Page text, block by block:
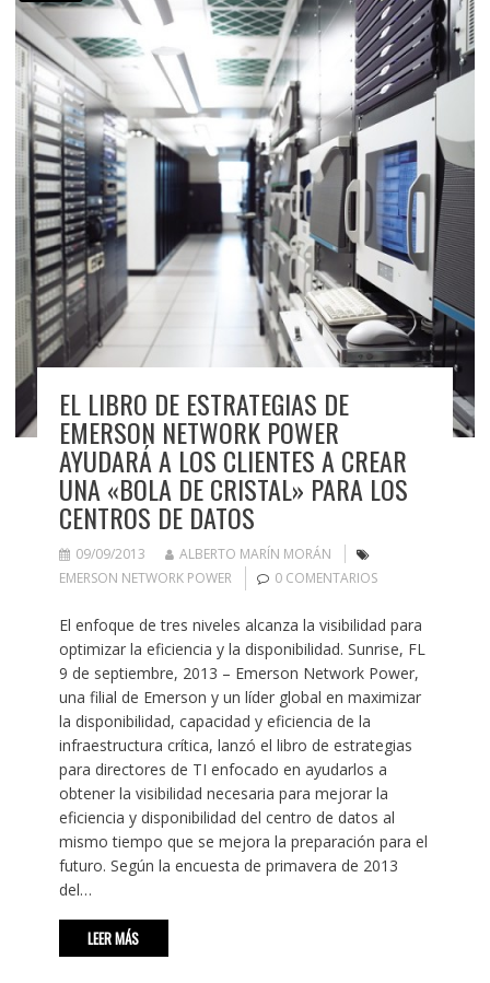
EL LIBRO DE ESTRATEGIAS DE
EMERSON NETWORK POWER
AYUDARÁ A LOS CLIENTES A CREAR
UNA «BOLA DE CRISTAL» PARA LOS
CENTROS DE DATOS
09/09/2013
ALBERTO MARÍN MORÁN
EMERSON NETWORK POWER
0 COMENTARIOS
El enfoque de tres niveles alcanza la visibilidad para
optimizar la eficiencia y la disponibilidad. Sunrise, FL
9 de septiembre, 2013 – Emerson Network Power,
una filial de Emerson y un líder global en maximizar
la disponibilidad, capacidad y eficiencia de la
infraestructura crítica, lanzó el libro de estrategias
para directores de TI enfocado en ayudarlos a
obtener la visibilidad necesaria para mejorar la
eficiencia y disponibilidad del centro de datos al
mismo tiempo que se mejora la preparación para el
futuro. Según la encuesta de primavera de 2013
del…
LEER MÁS